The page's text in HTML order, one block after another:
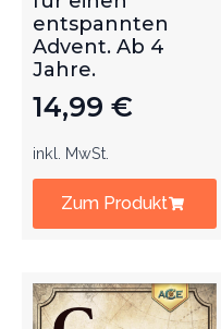
entspannten
Advent. Ab 4
Jahre.
14,99 €
inkl. MwSt.
Zum Produkt